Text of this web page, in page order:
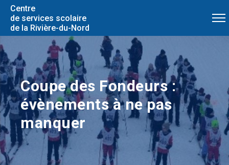
Centre
de services scolaire
de la Rivière-du-Nord
Coupe des Fondeurs :
évènements à ne pas
manquer